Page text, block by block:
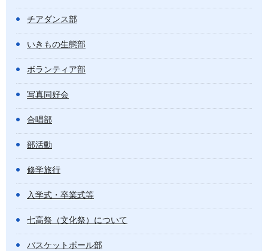
チアダンス部
いきもの生態部
ボランティア部
写真同好会
合唱部
部活動
修学旅行
入学式・卒業式等
七高祭（文化祭）について
バスケットボール部